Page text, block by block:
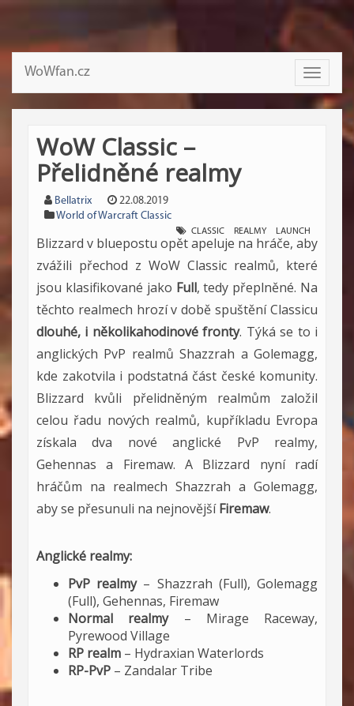
Toggle
WoWfan.cz
WoW Classic –
Přelidněné realmy
Bellatrix
22.08.2019
World of Warcraft Classic
CLASSIC REALMY LAUNCH
Blizzard v bluepostu opět apeluje na hráče, aby
zvážili přechod z WoW Classic realmů, které
jsou klasifikované jako Full, tedy přeplněné. Na
těchto realmech hrozí v době spuštění Classicu
dlouhé, i několikahodinové fronty. Týká se to i
anglických PvP realmů Shazzrah a Golemagg,
kde zakotvila i podstatná část české komunity.
Blizzard kvůli přelidněným realmům založil
celou řadu nových realmů, kupříkladu Evropa
získala dva nové anglické PvP realmy,
Gehennas a Firemaw. A Blizzard nyní radí
hráčům na realmech Shazzrah a Golemagg,
aby se přesunuli na nejnovějšíFiremaw.
Anglické realmy:
PvP realmy – Shazzrah (Full), Golemagg
(Full), Gehennas, Firemaw
Normal realmy– Mirage Raceway,
Pyrewood Village
RP realm – Hydraxian Waterlords
RP-PvP – Zandalar Tribe